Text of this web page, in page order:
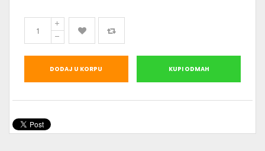
DODAJ U KORPU KUPI ODMAH